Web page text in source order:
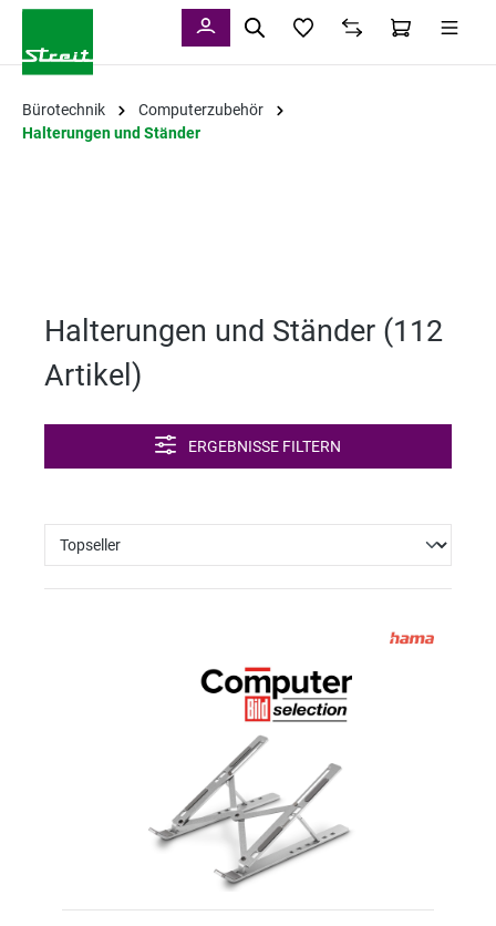
Bürotechnik
Computerzubehör
Halterungen und Ständer
Halterungen und Ständer (112
Artikel )
ERGEBNISSE FILTERN